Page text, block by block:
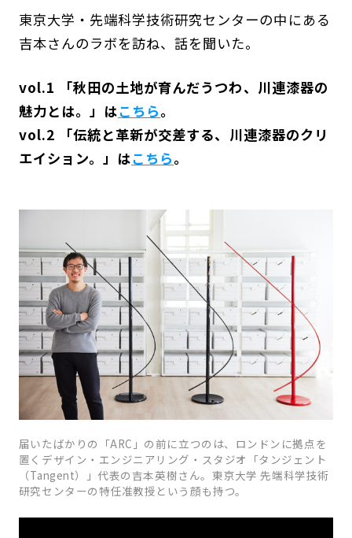
東京大学・先端科学技術研究センターの中にある
吉本さんのラボを訪ね、話を聞いた。
vol.1 「秋田の土地が育んだうつわ、川連漆器の
魅力とは。」はこちら。
vol.2 「伝統と革新が交差する、川連漆器のクリ
エイション。」はこちら。
届いたばかりの「ARC」の前に立つのは、ロンドンに拠点を
置くデザイン・エンジニアリング・スタジオ「タンジェント
（Tangent）」代表の吉本英樹さん。東京大学 先端科学技術
研究センターの特任准教授という顔も持つ。